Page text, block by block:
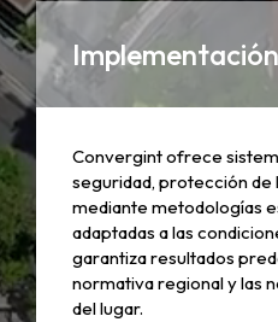
Convergint ofrece
seguridad, protección de
mediante metodologías
adaptadas a las
garantiza resultados
normativa regional y las
del lugar.